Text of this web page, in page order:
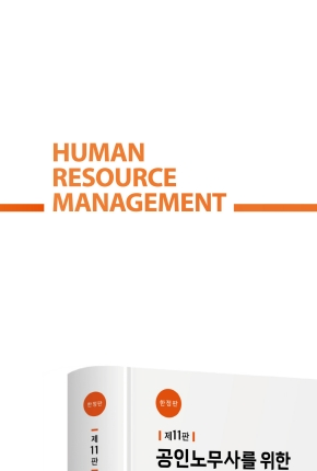
략경영의 이해 43
경영의 개념 43
적 인사관리와의 비교 46
적 인적자원관리 절차 48
략유형별 인적자원관리 방식 검토 53
구조 분석 53